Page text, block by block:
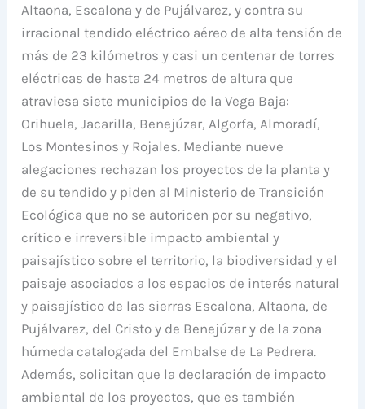
Altaona, Escalona y de Pujálvarez, y contra su
irracional tendido eléctrico aéreo de alta tensión de
más de 23 kilómetros y casi un centenar de torres
eléctricas de hasta 24 metros de altura que
atraviesa siete municipios de la Vega Baja:
Orihuela, Jacarilla, Benejúzar, Algorfa, Almoradí,
Los Montesinos y Rojales. Mediante nueve
alegaciones rechazan los proyectos de la planta y
de su tendido y piden al Ministerio de Transición
Ecológica que no se autoricen por su negativo,
crítico e irreversible impacto ambiental y
paisajístico sobre el territorio, la biodiversidad y el
paisaje asociados a los espacios de interés natural
y paisajístico de las sierras Escalona, Altaona, de
Pujálvarez, del Cristo y de Benejúzar y de la zona
húmeda catalogada del Embalse de La Pedrera.
Además, solicitan que la declaración de impacto
ambiental de los proyectos, que es también